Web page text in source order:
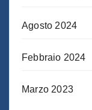
Agosto 2024
Febbraio 2024
Marzo 2023